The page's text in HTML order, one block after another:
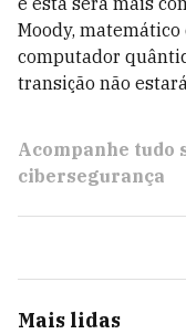
Moody, matemático
computador
transição não
Acompanhe tudo
cibersegurança
Mais lidas